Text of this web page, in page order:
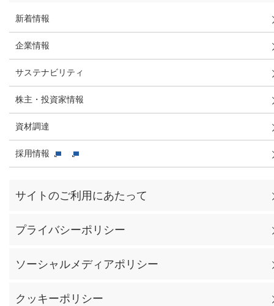
新着情報
企業情報
サステナビリティ
株主・投資家情報
資材調達
採用情報
サイトのご利用にあたって
プライバシーポリシー
ソーシャルメディアポリシー
クッキーポリシー